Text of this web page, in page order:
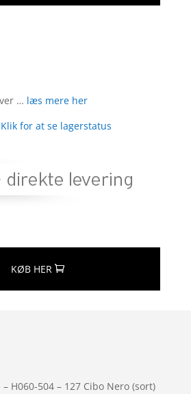
… læs mere her
for at se lagerstatus
KØB HER
H060-504 – 127 Cibo Nero (sort)